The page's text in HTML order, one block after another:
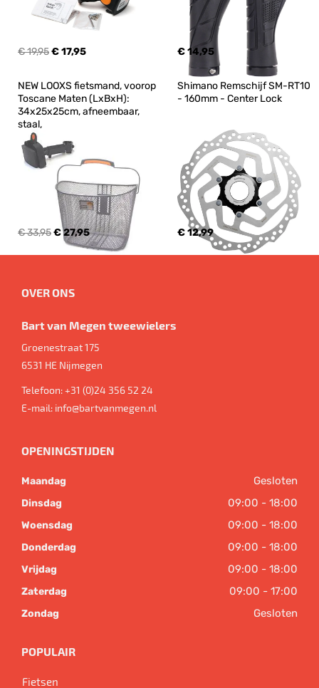
€ 19,95€ 17,95 € 14,95
NEW LOOXS fietsmand, voorop
Toscane Maten (LxBxH):
34x25x25cm, afneembaar,
staal,
€ 33,95€ 27,95
Shimano Remschijf SM-RT10
- 160mm - Center Lock
€ 12,99
OVER ONS
Bart van Megen tweewielers
Groenestraat 175
6531 HE Nijmegen
Telefoon:+31 (0)24 356 52 24
E-mail: info@bartvanmegen.nl
OPENINGSTIJDEN
Maandag Gesloten
Dinsdag 09:00 - 18:00
Woensdag 09:00 - 18:00
Donderdag 09:00 - 18:00
Vrijdag 09:00 - 18:00
Zaterdag 09:00 - 17:00
Zondag Gesloten
POPULAIR
Fietsen